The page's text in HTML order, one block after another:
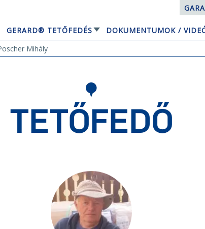
GERARD® TETŐFEDÉS DOKUMENTUMOK /
Mihály
TETŐFEDŐ